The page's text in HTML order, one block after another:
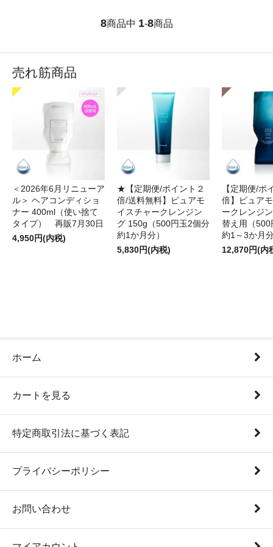
8商品中 1-8商品
売れ筋商品
＜2026年6月リニューア
ル＞ ヘアコンディショ
ナー 400ml（使い捨て
タイプ） 再販7月30日
4,950円(内税)
★【定期便/ポイント２
倍/送料無料】ピュアモ
イスチャークレンジン
グ 150g（500円玉2個分
約1か月分）
5,830円(内税)
【定期便/ポ
倍】ピュア
ークレンジ
替え用（500
約1～3か月
12,870円(内
ホーム
カートを見る
特定商取引法に基づく表記
プライバシーポリシー
お問い合わせ